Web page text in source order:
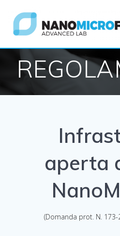
aperta
(Domanda prot. N. 173-